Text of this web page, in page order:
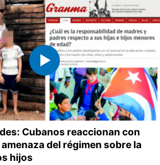
Cubanos reaccionan con
del régimen sobre la
hijos